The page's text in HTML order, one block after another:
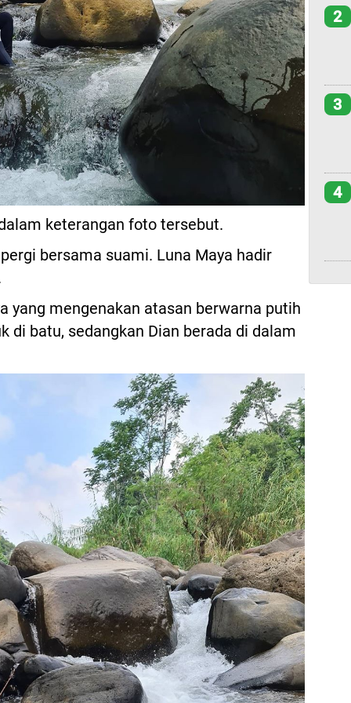
keterangan foto tersebut.
bersama suami. Luna Maya hadir
yang mengenakan atasan berwarna putih
di batu, sedangkan Dian berada di dalam
2
3
4